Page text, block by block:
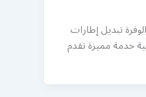
تبديل إطارات
خدمة مميزة تقدم